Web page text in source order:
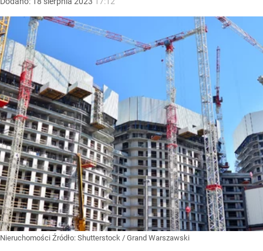
Nieruchomości Źródło: Shutterstock / Grand Warszawski